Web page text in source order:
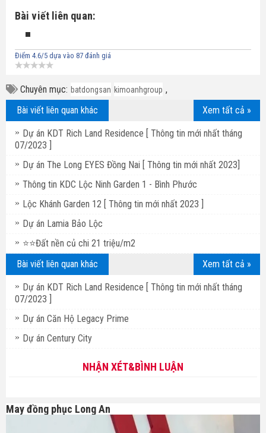
Bài viết liên quan:
Điểm 4.6/5 dựa vào 87 đánh giá
Chuyên mục: batdongsan ,
kimoanhgroup
Xem tất cả »
Bài viết liên quan khác
Dự án KDT Rich Land Residence [ Thông tin mới nhất tháng
07/2023 ]
Dự án The Long EYES Đồng Nai [ Thông tin mới nhất 2023]
Thông tin KDC Lộc Ninh Garden 1 - Bình Phước
Lộc Khánh Garden 12 [ Thông tin mới nhất 2023 ]
Dự án Lamia Bảo Lộc
⭐⭐Đất nền củ chi 21 triệu/m2
Xem tất cả »
Bài viết liên quan khác
Dự án KDT Rich Land Residence [ Thông tin mới nhất tháng
07/2023 ]
Dự án Căn Hộ Legacy Prime
Dự án Century City
NHẬN XÉT&BÌNH LUẬN
May đồng phục Long An